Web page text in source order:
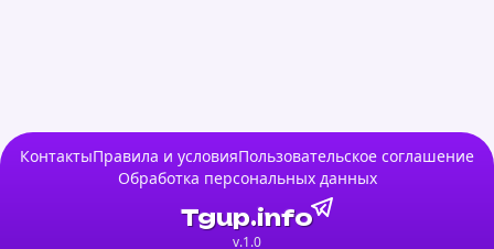
КонтактыПравила и условияПользовательское соглашение
Обработка персональных данных
Tgup.info
v.1.0